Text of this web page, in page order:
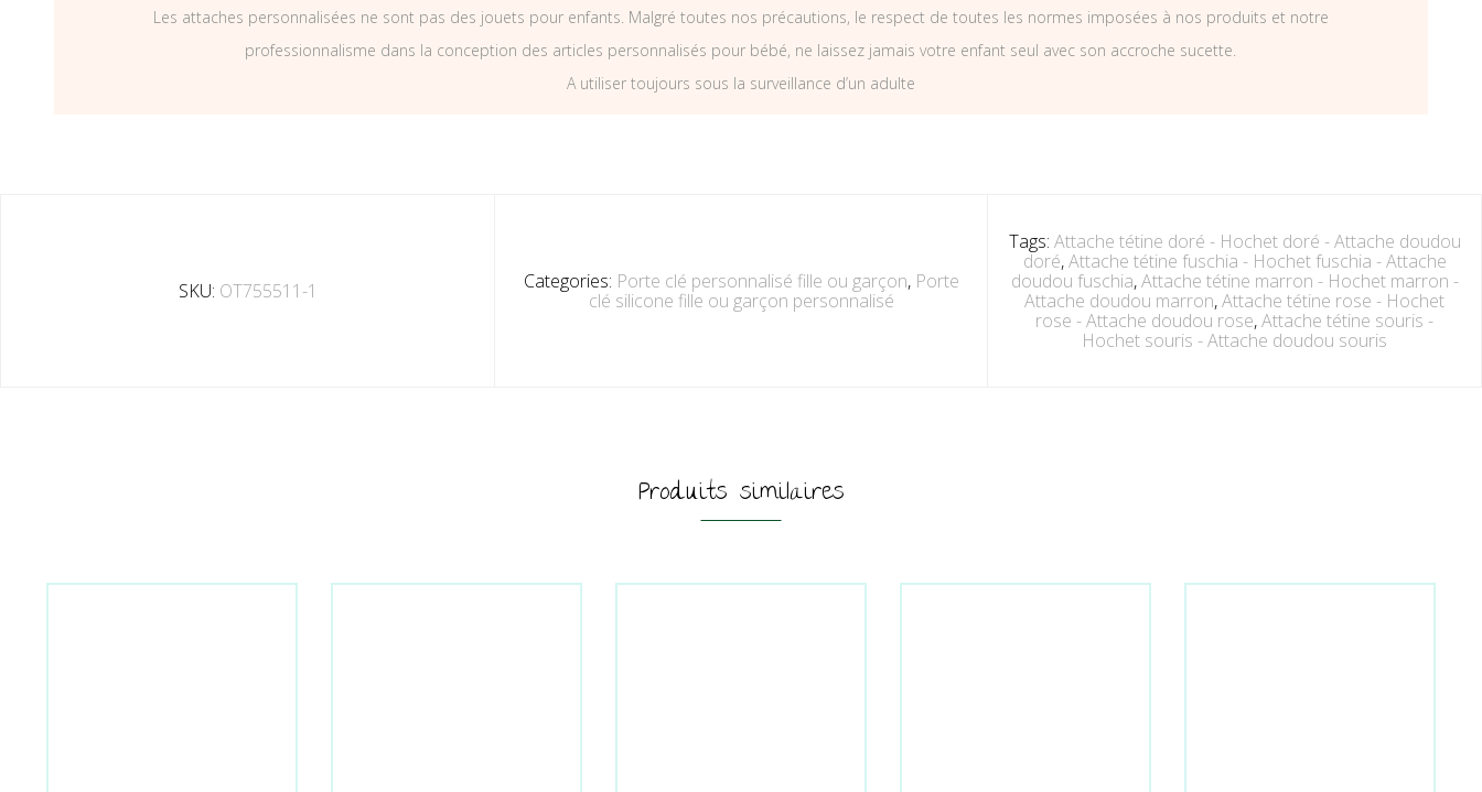
Les attaches personnalisées ne sont pas des jouets pour enfants. Malgré toutes nos précautions, le respect de toutes les normes imposées à nos produits et notre
professionnalisme dans la conception des articles personnalisés pour bébé, ne laissez jamais votre enfant seul avec son accroche sucette.
A utiliser toujours sous la surveillance d’un adulte
SKU: OT755511-1 Categories: Porte clé personnalisé fille ou garçon, Porte
clé silicone fille ou garçon personnalisé
Tags: Attache tétine doré - Hochet doré - Attache doudou
doré,Attache tétine fuschia - Hochet fuschia - Attache
doudou fuschia,Attache tétine marron - Hochet marron -
Attache doudou marron,Attache tétine rose - Hochet
rose - Attache doudou rose,Attache tétine souris -
Hochet souris - Attache doudou souris
Produits similaires